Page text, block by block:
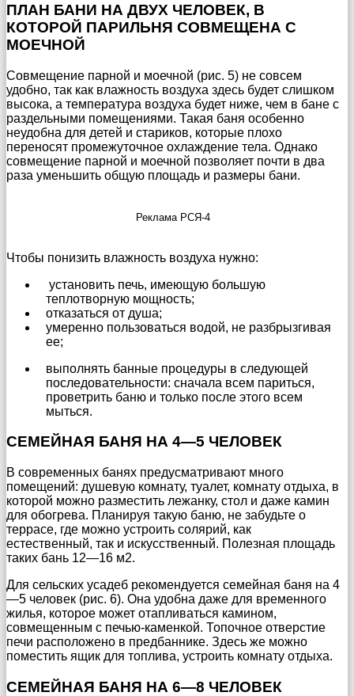
ПЛАН БАНИ НА ДВУХ ЧЕЛОВЕК, В
КОТОРОЙ ПАРИЛЬНЯ СОВМЕЩЕНА С
МОЕЧНОЙ
Совмещение парной и моечной (рис. 5) не совсем
удобно, так как влажность воздуха здесь будет слишком
высока, а температура воздуха будет ниже, чем в бане с
раздельными помещениями. Такая баня особенно
неудобна для детей и стариков, которые плохо
переносят промежуточное охлаждение тела. Однако
совмещение парной и моечной позволяет почти в два
раза уменьшить общую площадь и размеры бани.
Реклама РСЯ-4
Чтобы понизить влажность воздуха нужно:
установить печь, имеющую большую
теплотворную мощность;
отказаться от душа;
умеренно пользоваться водой, не разбрызгивая
ее;
выполнять банные процедуры в следующей
последовательности: сначала всем париться,
проветрить баню и только после этого всем
мыться.
СЕМЕЙНАЯ БАНЯ НА 4—5 ЧЕЛОВЕК
В современных банях предусматривают много
помещений: душевую комнату, туалет, комнату отдыха, в
которой можно разместить лежанку, стол и даже камин
для обогрева. Планируя такую баню, не забудьте о
террасе, где можно устроить солярий, как
естественный, так и искусственный. Полезная площадь
таких бань 12—16 м2.
Для сельских усадеб рекомендуется семейная баня на 4
—5 человек (рис. 6). Она удобна даже для временного
жилья, которое может отапливаться камином,
совмещенным с печью-каменкой. Топочное отверстие
печи расположено в предбаннике. Здесь же можно
поместить ящик для топлива, устроить комнату отдыха.
СЕМЕЙНАЯ БАНЯ НА 6—8 ЧЕЛОВЕК